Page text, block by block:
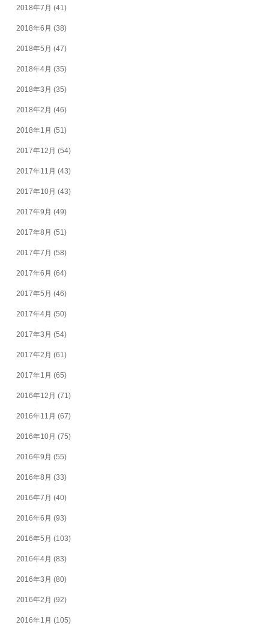
2018年7月 (41)
2018年6月 (38)
2018年5月 (47)
2018年4月 (35)
2018年3月 (35)
2018年2月 (46)
2018年1月 (51)
2017年12月 (54)
2017年11月 (43)
2017年10月 (43)
2017年9月 (49)
2017年8月 (51)
2017年7月 (58)
2017年6月 (64)
2017年5月 (46)
2017年4月 (50)
2017年3月 (54)
2017年2月 (61)
2017年1月 (65)
2016年12月 (71)
2016年11月 (67)
2016年10月 (75)
2016年9月 (55)
2016年8月 (33)
2016年7月 (40)
2016年6月 (93)
2016年5月 (103)
2016年4月 (83)
2016年3月 (80)
2016年2月 (92)
2016年1月 (105)